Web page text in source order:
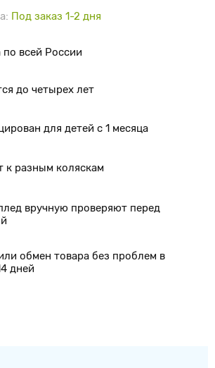
Под заказ 1-2 дня
по всей России
до четырех лет
для детей с 1 месяца
к разным коляскам
вручную проверяют перед
обмен товара без проблем в
дней